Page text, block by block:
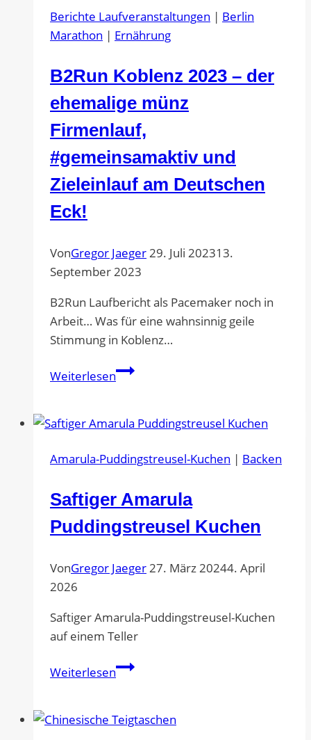
Berichte Laufveranstaltungen | Berlin
Marathon | Ernährung
B2Run Koblenz 2023 – der
ehemalige münz
Firmenlauf,
#gemeinsamaktiv und
Zieleinlauf am Deutschen
Eck!
VonGregor Jaeger29. Juli 202313.
September 2023
B2Run Laufbericht als Pacemaker noch in
Arbeit… Was für eine wahnsinnig geile
Stimmung in Koblenz…
WeiterlesenB2Run
–
ehemalige
Firmenlauf,
#gemeinsamaktiv
und
am
Eck!
Amarula-Puddingstreusel-Kuchen | Backen
Saftiger Amarula
Puddingstreusel Kuchen
VonGregor Jaeger27. März 20244. April
2026
Saftiger Amarula-Puddingstreusel-Kuchen
auf einem Teller
WeiterlesenSaftiger
Kuchen